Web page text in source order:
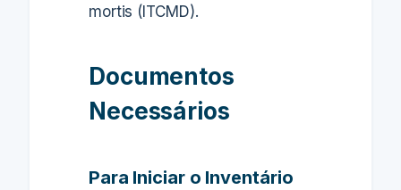
mortis (ITCMD).
Documentos
Necessários
Para Iniciar o Inventário